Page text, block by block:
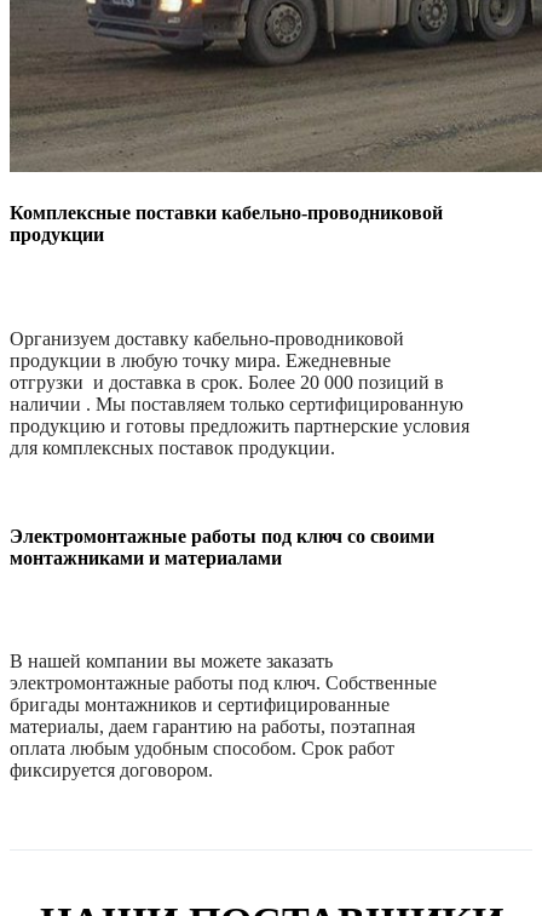
Комплексные поставки кабельно-проводниковой
продукции
Организуем доставку кабельно-проводниковой
продукции в любую точку мира. Ежедневные
отгрузки и доставка в срок. Более 20 000 позиций в
наличии . Мы поставляем только сертифицированную
продукцию и готовы предложить партнерские условия
для комплексных поставок продукции.
Электромонтажные работы под ключ со своими
монтажниками и материалами
В нашей компании вы можете заказать
электромонтажные работы под ключ. Собственные
бригады монтажников и сертифицированные
материалы, даем гарантию на работы, поэтапная
оплата любым удобным способом. Срок работ
фиксируется договором.